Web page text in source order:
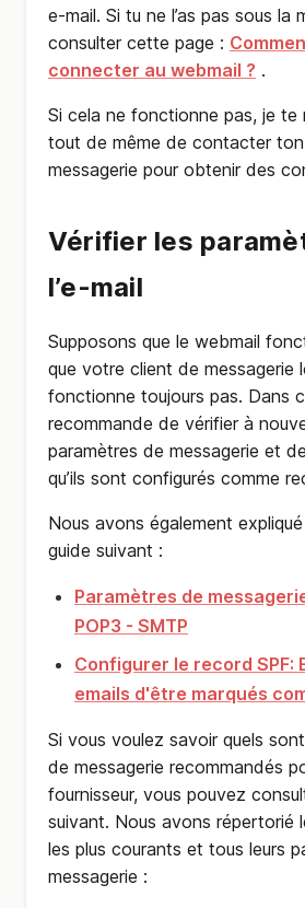
e-mail. Si tu ne l’as pas sous la
consulter cette page :
connecter au webmail ? .
Si cela ne fonctionne pas, je te
tout de même de contacter
messagerie pour obtenir des
Vérifier les
l’e-mail
Supposons que le webmail
que votre client de messagerie
fonctionne toujours pas. Dans
recommande de vérifier à
paramètres de messagerie et
qu’ils sont configurés comme
Nous avons également
guide suivant :
Paramètres de
POP3 - SMTP
Configurer le record SPF:
emails d'être marqués
Si vous voulez savoir quels
de messagerie recommandés
fournisseur, vous pouvez
suivant. Nous avons répertorié
les plus courants et tous leurs
messagerie :